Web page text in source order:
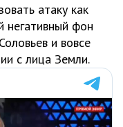
атаку как
негативный фон
и вовсе
с лица Земли.